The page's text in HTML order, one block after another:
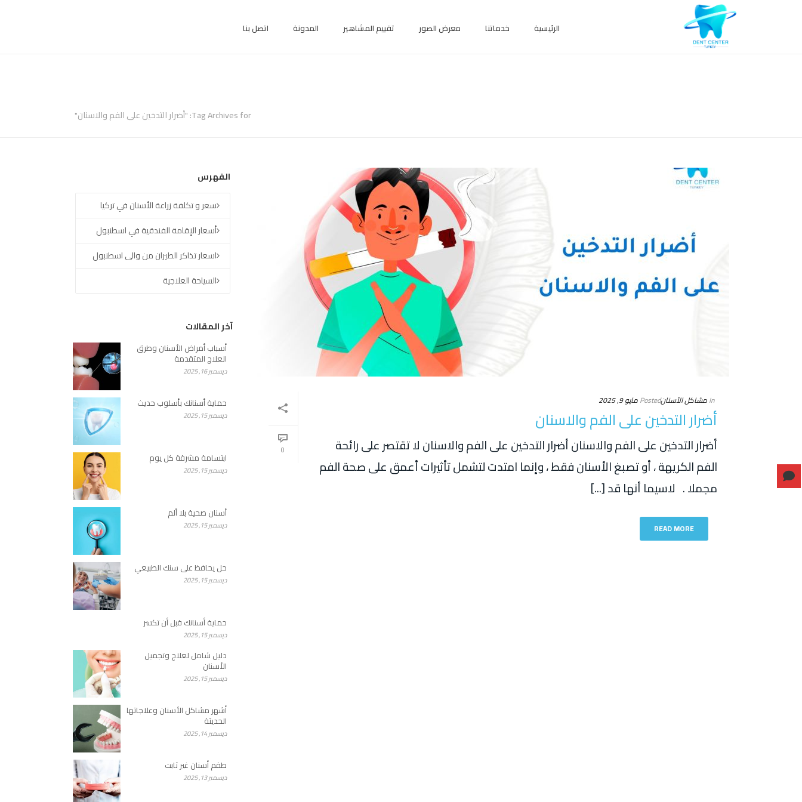
الرئيسية خدماتنا معرض الصور تقييم المشاهير المدونة اتصل بنا
Tag Archives for: "أضرار التدخين على الفم والاسنان"
0
Inمشاكل الأسنانPostedمايو 9, 2025
أضرار التدخين على الفم والاسنان
أضرار التدخين على الفم والاسنان أضرار التدخين على الفم والاسنان لا تقتصر على رائحة
الفم الكريهة ، أو تصبغ الأسنان فقط ، وإنما امتدت لتشمل تأثيرات أعمق على صحة الفم
مجملا . لاسيما أنها قد [...]
READ MORE
الفهرس
سعر و تكلفة زراعة الأسنان في تركيا
أسعار الإقامة الفندقية في اسطنبول
اسعار تذاكر الطيران من والى اسطنبول
السياحة العلاجية
آخر المقالات
أسباب أمراض الأسنان وطرق
العلاج المتقدمة
ديسمبر 16, 2025
حماية أسنانك بأسلوب حديث
ديسمبر 15, 2025
ابتسامة مشرقة كل يوم
ديسمبر 15, 2025
أسنان صحية بلا ألم
ديسمبر 15, 2025
حل يحافظ على سنك الطبيعي
ديسمبر 15, 2025
حماية أسنانك قبل أن تكسر
ديسمبر 15, 2025
دليل شامل لعلاج وتجميل
الأسنان
ديسمبر 15, 2025
أشهر مشاكل الأسنان وعلاجاتها
الحديثة
ديسمبر 14, 2025
طقم أسنان غير ثابت
ديسمبر 13, 2025